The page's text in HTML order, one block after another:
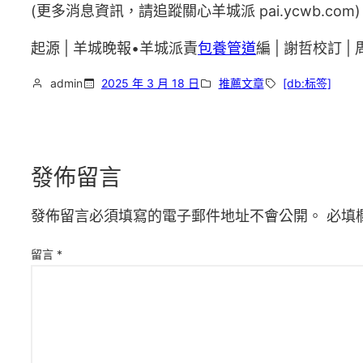
(更多消息資訊，請追蹤關心羊城派 pai.ycwb.com)
起源 | 羊城晚報•羊城派責包養管道編 | 謝哲校訂 |
admin 2025 年 3 月 18 日 推薦文章 [db:标签]
發佈留言
發佈留言必須填寫的電子郵件地址不會公開。 必填
留言 *